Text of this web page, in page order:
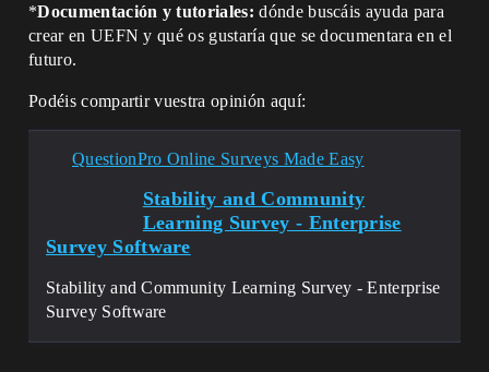
*Documentación y tutoriales: dónde buscáis ayuda para
crear en UEFN y qué os gustaría que se documentara en el
futuro.
Podéis compartir vuestra opinión aquí:
QuestionPro Online Surveys Made Easy
Stability and Community
Learning Survey - Enterprise
Survey Software
Stability and Community Learning Survey - Enterprise
Survey Software